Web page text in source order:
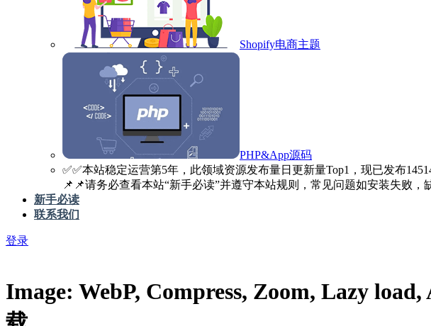
Shopify电商主题
PHP&App源码
✅️✅️本站稳定运营第5年，此领域资源发布量日更新量Top1，现已发布
📌📌请务必查看本站“新手必读”并遵守本站规则，常见问题如安装失败，
新手必读
联系我们
登录
Image: WebP, Compress, Zoom, Lazy